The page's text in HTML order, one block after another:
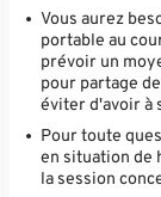
Vous aurez
portable au
prévoir un
pour partage
éviter d'avoir à
Pour toute
en situation de
la session